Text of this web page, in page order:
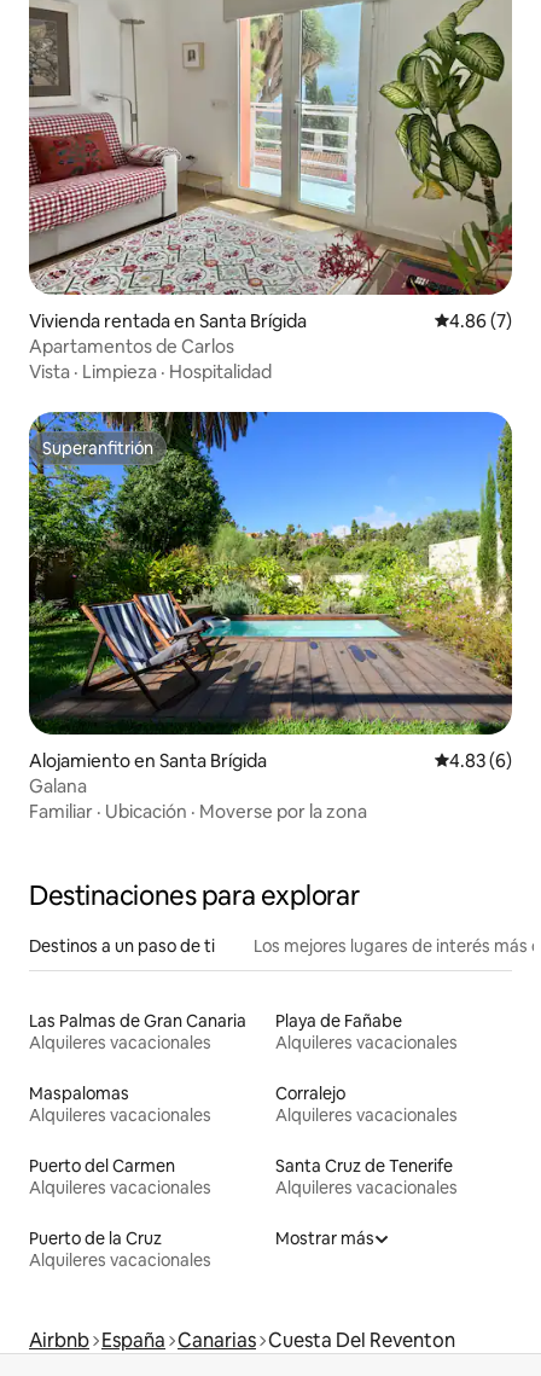
Vivienda rentada en Santa Brígida Calificación
4.86 (7)
Apartamentos de Carlos
Vista · Limpieza · Hospitalidad
Superanfitrión
Superanfitrión
Alojamiento en Santa Brígida Calificación
4.83 (6)
Galana
Familiar · Ubicación · Moverse por la zona
Destinaciones para explorar
Destinos a un paso de ti Los mejores lugares de interés más
Las Palmas de Gran Canaria
Alquileres vacacionales
Playa de Fañabe
Alquileres vacacionales
Maspalomas
Alquileres vacacionales
Corralejo
Alquileres vacacionales
Puerto del Carmen
Alquileres vacacionales
Santa Cruz de Tenerife
Alquileres vacacionales
Puerto de la Cruz
Alquileres vacacionales
Mostrar más
Airbnb España Canarias Cuesta Del Reventon